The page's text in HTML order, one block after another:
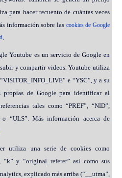
para hacer recuento de cuántas veces
información sobre las cookies de Google
.
Youtube es un servicio de Google en
y compartir videos. Youtube utiliza
e “YSC”, y a su
propias de Google para identificar al
tales como “PREF”, “NID”,
o “ULS”. Más información acerca de
utiliza una serie de cookies como
“k” y “original_referer” así como sus
explicado más arriba (“__utma”,